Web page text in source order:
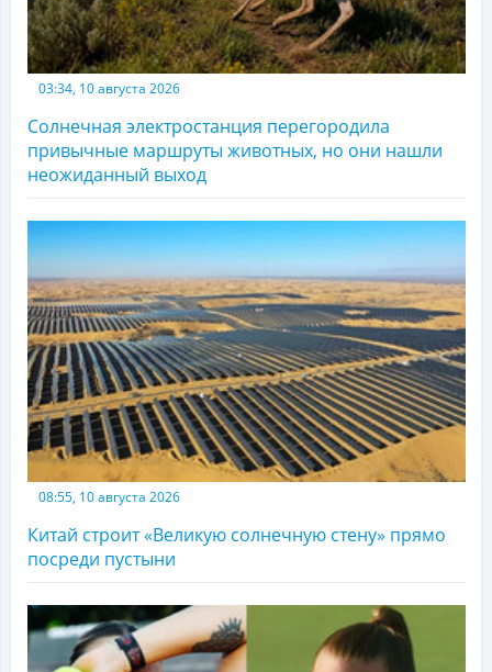
03:34, 10 августа 2026
Солнечная электростанция перегородила
привычные маршруты животных, но они нашли
неожиданный выход
08:55, 10 августа 2026
Китай строит «Великую солнечную стену» прямо
посреди пустыни